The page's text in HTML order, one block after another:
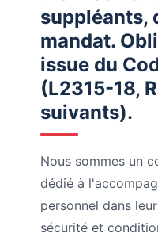
suppléants,
mandat.
issue du
(L2315-18,
suivants).
Nous sommes un
dédié à
personnel dans
sécurité et